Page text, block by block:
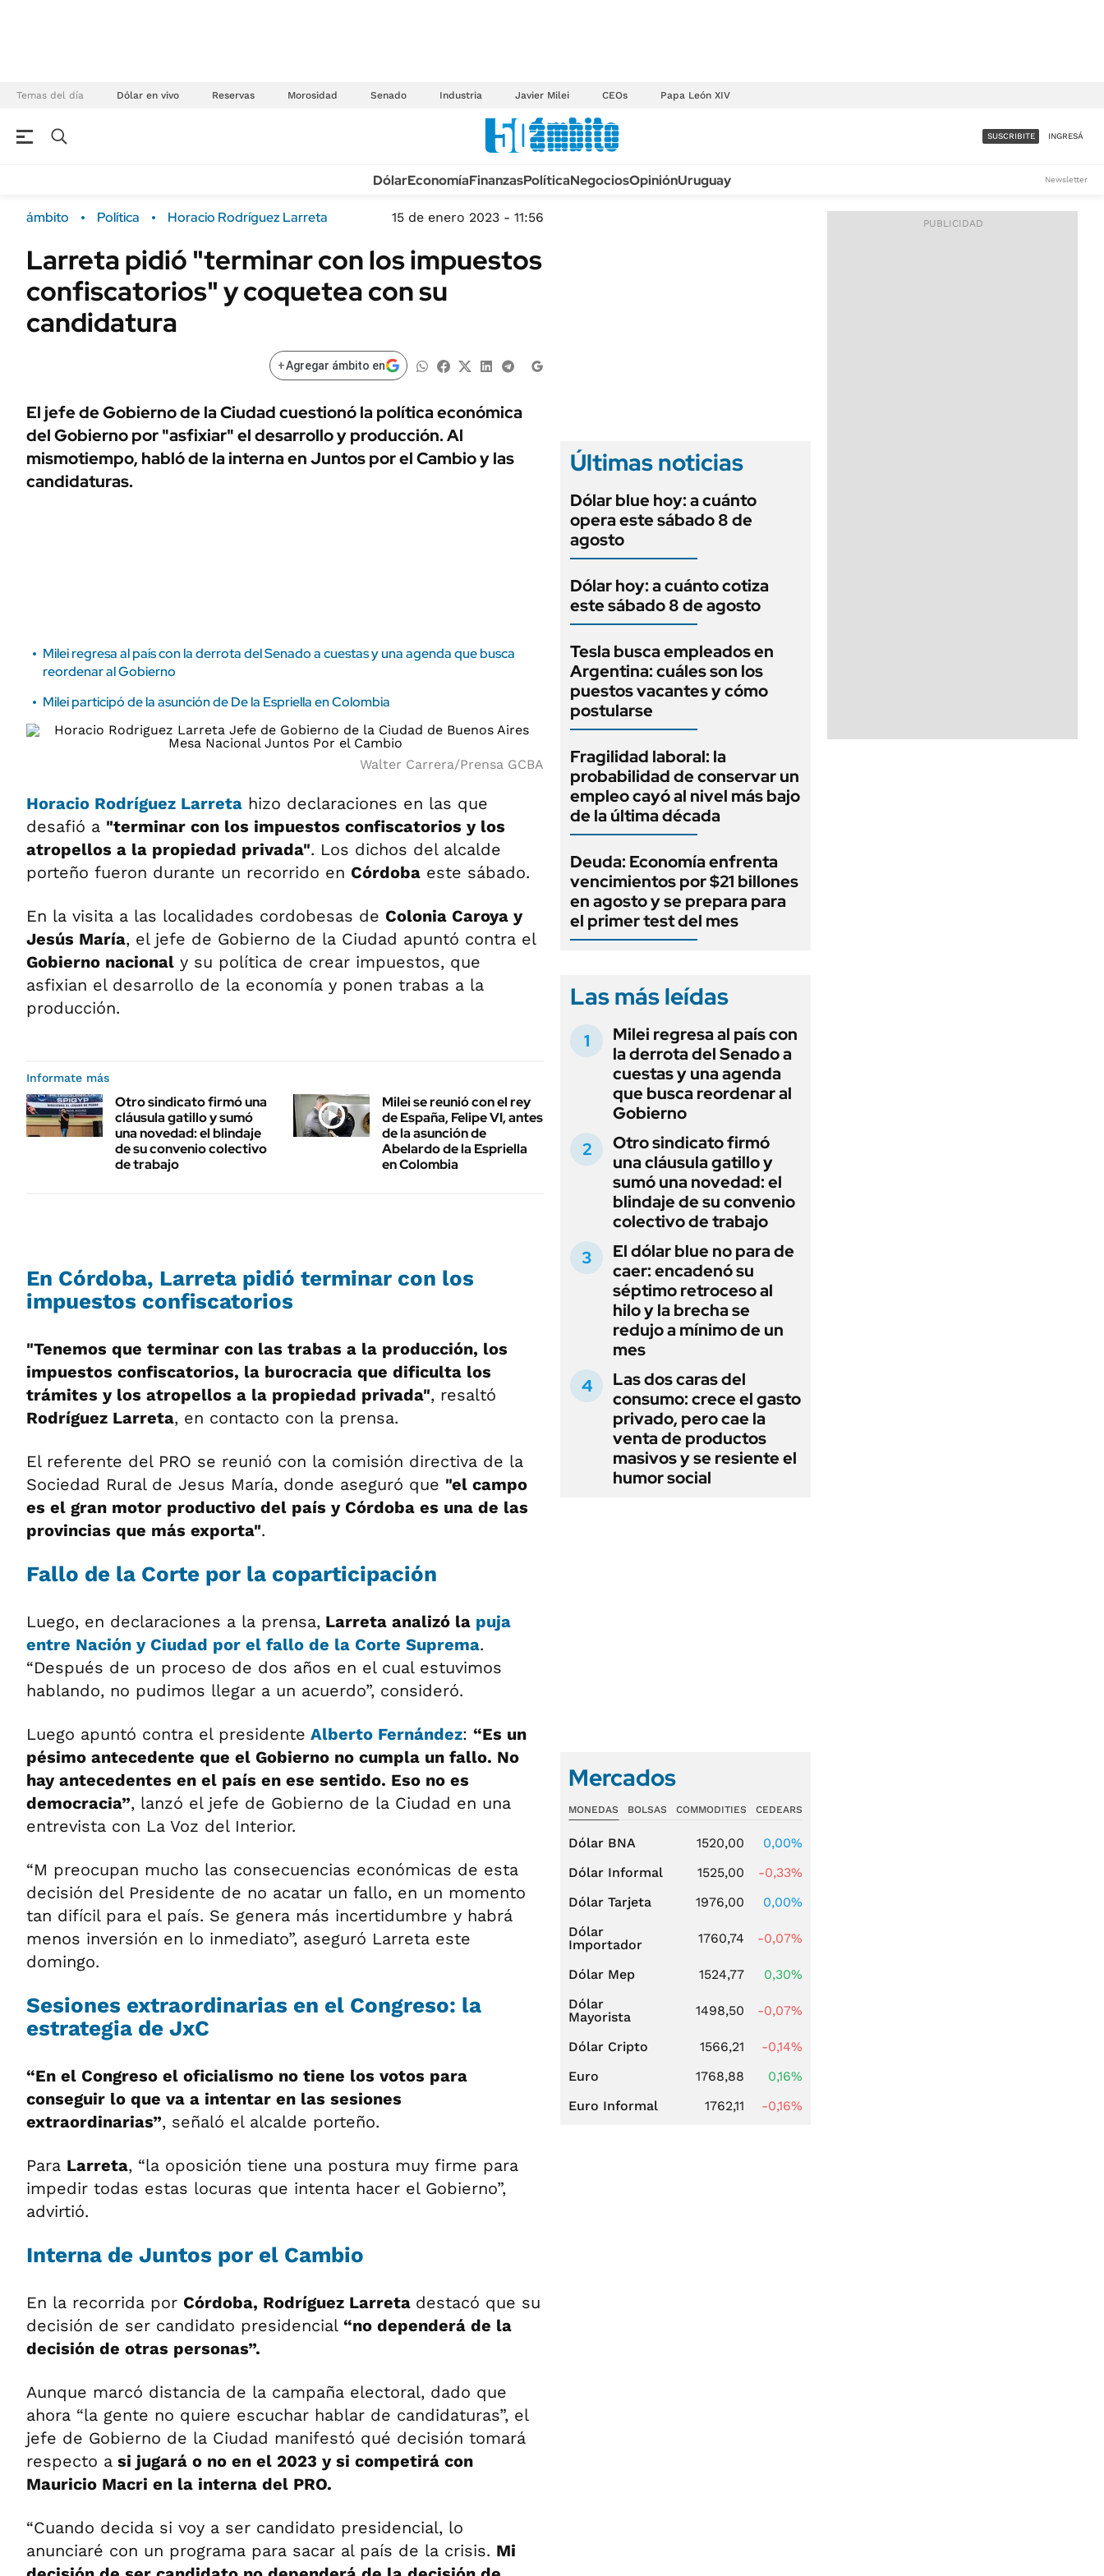
Temas del día Dólar en vivo Reservas Morosidad Senado Industria Javier Milei CEOs Papa León XIV
Campo
FINANZAS
Dólar
Real Estate
Sustentabilidad
ENERGY REPORT
URUGUAY
TECNOLOGÍA
MÉXICO
MUNDO
INFORMACIÓN GENERAL
AUTOS
ACCESO FULL - $1.800/MES
SUSCRIBITE INGRESÁ
DólarEconomíaFinanzasPolíticaNegociosOpiniónUruguay Newsletter
ámbito Política Horacio Rodríguez Larreta 15 de enero 2023 - 11:56
Larreta pidió "terminar con los impuestos
confiscatorios" y coquetea con su
candidatura
+Agregar ámbito en
El jefe de Gobierno de la Ciudad cuestionó la política económica
del Gobierno por "asfixiar" el desarrollo y producción. Al
mismotiempo, habló de la interna en Juntos por el Cambio y las
candidaturas.
Milei regresa al país con la derrota del Senado a cuestas y una agenda que busca
reordenar al Gobierno
Milei participó de la asunción de De la Espriella en Colombia
Walter Carrera/Prensa GCBA
Horacio Rodríguez Larreta hizo declaraciones en las que
desafió a "terminar con los impuestos confiscatorios y los
atropellos a la propiedad privada". Los dichos del alcalde
porteño fueron durante un recorrido en Córdoba este sábado.
En la visita a las localidades cordobesas de Colonia Caroya y
Jesús María, el jefe de Gobierno de la Ciudad apuntó contra el
Gobierno nacional y su política de crear impuestos, que
asfixian el desarrollo de la economía y ponen trabas a la
producción.
Informate más
Otro sindicato firmó una
cláusula gatillo y sumó
una novedad: el blindaje
de su convenio colectivo
de trabajo
Milei se reunió con el rey
de España, Felipe VI, antes
de la asunción de
Abelardo de la Espriella
en Colombia
En Córdoba, Larreta pidió terminar con los
impuestos confiscatorios
"Tenemos que terminar con las trabas a la producción, los
impuestos confiscatorios, la burocracia que dificulta los
trámites y los atropellos a la propiedad privada", resaltó
Rodríguez Larreta, en contacto con la prensa.
El referente del PRO se reunió con la comisión directiva de la
Sociedad Rural de Jesus María, donde aseguró que "el campo
es el gran motor productivo del país y Córdoba es una de las
provincias que más exporta".
Fallo de la Corte por la coparticipación
Luego, en declaraciones a la prensa, Larreta analizó la puja
entre Nación y Ciudad por el fallo de la Corte Suprema.
“Después de un proceso de dos años en el cual estuvimos
hablando, no pudimos llegar a un acuerdo”, consideró.
Luego apuntó contra el presidente Alberto Fernández: “Es un
pésimo antecedente que el Gobierno no cumpla un fallo. No
hay antecedentes en el país en ese sentido. Eso no es
democracia”, lanzó el jefe de Gobierno de la Ciudad en una
entrevista con La Voz del Interior.
“M preocupan mucho las consecuencias económicas de esta
decisión del Presidente de no acatar un fallo, en un momento
tan difícil para el país. Se genera más incertidumbre y habrá
menos inversión en lo inmediato”, aseguró Larreta este
domingo.
Sesiones extraordinarias en el Congreso: la
estrategia de JxC
“En el Congreso el oficialismo no tiene los votos para
conseguir lo que va a intentar en las sesiones
extraordinarias”, señaló el alcalde porteño.
Para Larreta, “la oposición tiene una postura muy firme para
impedir todas estas locuras que intenta hacer el Gobierno”,
advirtió.
Interna de Juntos por el Cambio
En la recorrida por Córdoba, Rodríguez Larreta destacó que su
decisión de ser candidato presidencial “no dependerá de la
decisión de otras personas”.
Aunque marcó distancia de la campaña electoral, dado que
ahora “la gente no quiere escuchar hablar de candidaturas”, el
jefe de Gobierno de la Ciudad manifestó qué decisión tomará
respecto a si jugará o no en el 2023 y si competirá con
Mauricio Macri en la interna del PRO.
“Cuando decida si voy a ser candidato presidencial, lo
anunciaré con un programa para sacar al país de la crisis. Mi
Últimas noticias
Dólar blue hoy: a cuánto
opera este sábado 8 de
agosto
Dólar hoy: a cuánto cotiza
este sábado 8 de agosto
Tesla busca empleados en
Argentina: cuáles son los
puestos vacantes y cómo
postularse
Fragilidad laboral: la
probabilidad de conservar un
empleo cayó al nivel más bajo
de la última década
Deuda: Economía enfrenta
vencimientos por $21 billones
en agosto y se prepara para
el primer test del mes
Las más leídas
Milei regresa al país con
la derrota del Senado a
cuestas y una agenda
que busca reordenar al
Gobierno
Otro sindicato firmó
una cláusula gatillo y
sumó una novedad: el
blindaje de su convenio
colectivo de trabajo
El dólar blue no para de
caer: encadenó su
séptimo retroceso al
hilo y la brecha se
redujo a mínimo de un
mes
Las dos caras del
consumo: crece el gasto
privado, pero cae la
venta de productos
masivos y se resiente el
humor social
Mercados
MONEDAS BOLSAS COMMODITIES CEDEARS
Dólar BNA 1520,00
0,00%
Dólar Informal
1525,00
-0,33%
Dólar Tarjeta
1976,00
0,00%
Dólar
Importador
1760,74 -0,07%
Dólar Mep 1524,77
0,30%
Dólar
Mayorista
1498,50 -0,07%
Dólar Cripto 1566,21
-0,14%
Euro
1768,88
0,16%
Euro Informal
1762,11 -0,16%